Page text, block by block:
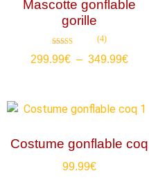
Mascotte gonflable
gorille
4.50
(4)
299.99€ – 349.99€
Costume gonflable coq
99.99€